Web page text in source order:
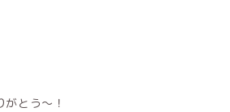
とう〜！